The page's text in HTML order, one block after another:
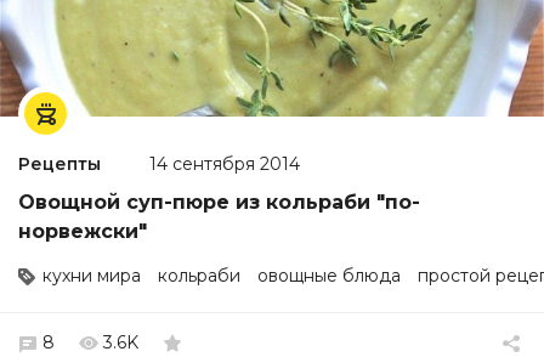
Рецепты 14 сентября 2014
Овощной суп-пюре из кольраби "по-
норвежски"
кухни мира кольраби овощные блюда простой
8 3.6K